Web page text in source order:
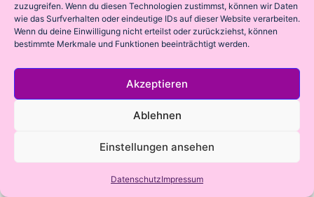
zuzugreifen. Wenn du diesen Technologien zustimmst, können wir Daten
wie das Surfverhalten oder eindeutige IDs auf dieser Website verarbeiten.
Wenn du deine Einwilligung nicht erteilst oder zurückziehst, können
bestimmte Merkmale und Funktionen beeinträchtigt werden.
Akzeptieren
Ablehnen
Einstellungen ansehen
DatenschutzImpressum